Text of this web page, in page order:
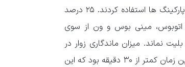
خودرو پارکینگ مناسب تهیه کردیم که ۱ میلیون و ۱۲۰ هزار خودرو از این پارکینگ ها استفاده کردند. ۲۵ درصد
مینی بوس و ون از سوی
نماند. میزان ماندگاری زوار در
برگشت برای سوارشدن بر اتوبوس از ۲۰ ساعت هم عبور می کرد که امسال این زمان کمتر از ۳۰ دقیقه بود که این